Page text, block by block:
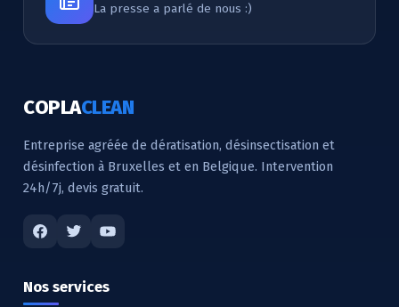
La presse a parlé de nous :)
COPLACLEAN
Entreprise agréée de dératisation, désinsectisation et
désinfection à Bruxelles et en Belgique. Intervention
24h/7j, devis gratuit.
Nos services